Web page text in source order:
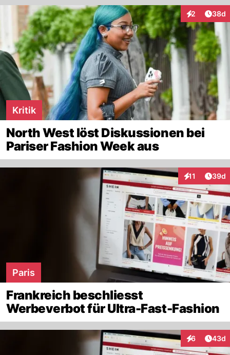
2
Interaktionen
38d
Kritik
North West löst Diskussionen bei
Pariser Fashion Week aus
11
Interaktionen
39d
Paris
Frankreich beschliesst
Werbeverbot für Ultra-Fast-Fashion
6
Interaktionen
43d